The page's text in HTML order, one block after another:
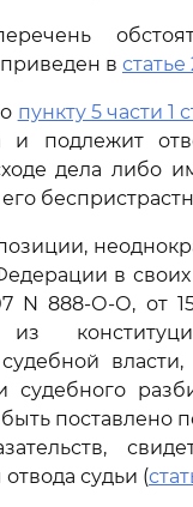
в статье
пункту 5 части 1
и подлежит
дела либо
в своих
N 888-О-О, от
из
судебной
судебного
поставлено
судьи (